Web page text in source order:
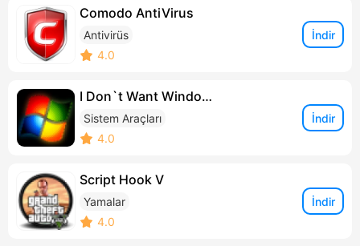
Comodo AntiVirus
Antivirüs
4.0
İndir
I Don`t Want Windows
Sistem Araçları
4.0
İndir
Script Hook V
Yamalar
4.0
İndir